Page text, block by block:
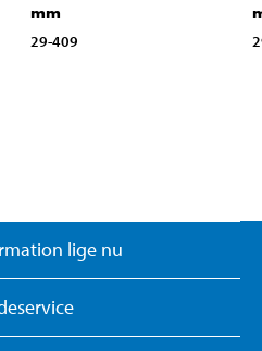
mm
29-409
lige nu